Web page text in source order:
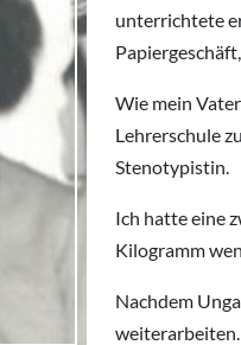
unterrichtete
Wie mein
Lehrerschule
Stenotypistin.
Ich hatte eine
Kilogramm
Nachdem
weiterarbeiten.